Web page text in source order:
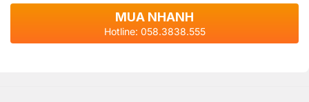
MUA NHANH
Hotline: 058.3838.555